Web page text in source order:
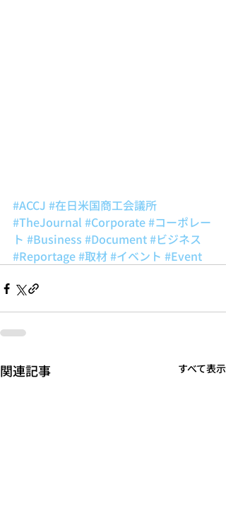
#ACCJ #在日米国商工会議所
#TheJournal #Corporate#コーポレー
ト #Business #Document#ビジネス
#Reportage#取材#イベント #Event
関連記事 すべて表示